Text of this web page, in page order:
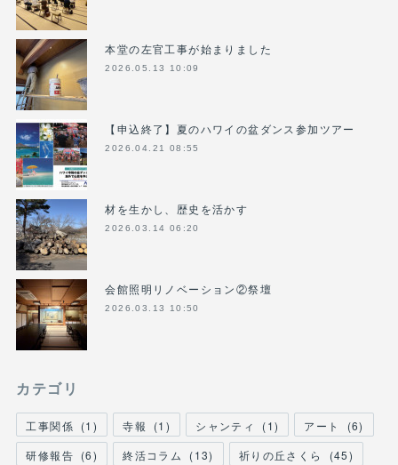
本堂の左官工事が始まりました
2026.05.13 10:09
【申込終了】夏のハワイの盆ダンス参加ツアー
2026.04.21 08:55
材を生かし、歴史を活かす
2026.03.14 06:20
会館照明リノベーション②祭壇
2026.03.13 10:50
カテゴリ
工事関係 (1 ) 寺報 (1 ) シャンティ (1) アート (6)
研修報告 (6) 終活コラム (13) 祈りの丘さくら (45)